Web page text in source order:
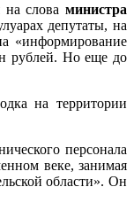
слова министра
депутаты, на
«информирование
рублей. Но еще до
на территории
персонала
веке, занимая
области». Он